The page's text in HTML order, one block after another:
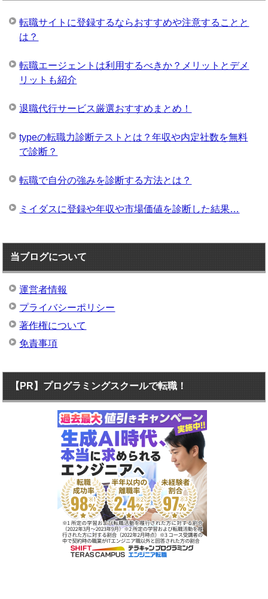
転職サイトに登録するならおすすめや注意することと
は？
転職エージェントは利用するべきか？メリットとデメ
リットも紹介
退職代行サービス厳選おすすめまとめ！
typeの転職力診断テストとは？年収や内定社数を無料
で診断？
転職で自分の強みを診断する方法とは？
ミイダスに登録や年収や市場価値を診断した結果…
当ブログについて
運営者情報
プライバシーポリシー
著作権について
免責事項
【PR】プログラミングスクールで転職！